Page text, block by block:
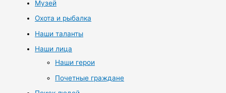
Музей
Охота и рыбалка
Наши таланты
Наши лица
Наши герои
Почетные граждане